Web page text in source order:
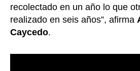
recolectado en un año lo que
realizado en seis años”, afirma
Caycedo.